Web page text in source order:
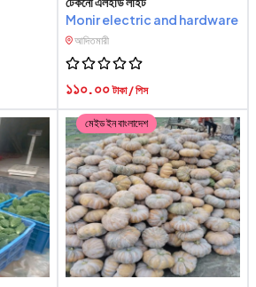
Monir electric and hardware
আদিতমারী
১১০.০০টাকা / পিস
মেইড ইন বাংলাদেশ